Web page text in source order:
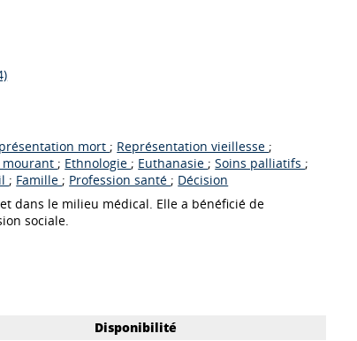
mort ; Représentation vieillesse ;
mourant ; Ethnologie ; Euthanasie ; Soins palliatifs ;
; Famille ; Profession santé ; Décision
dans le milieu médical. Elle a bénéficié de
sociale.
Disponibilité